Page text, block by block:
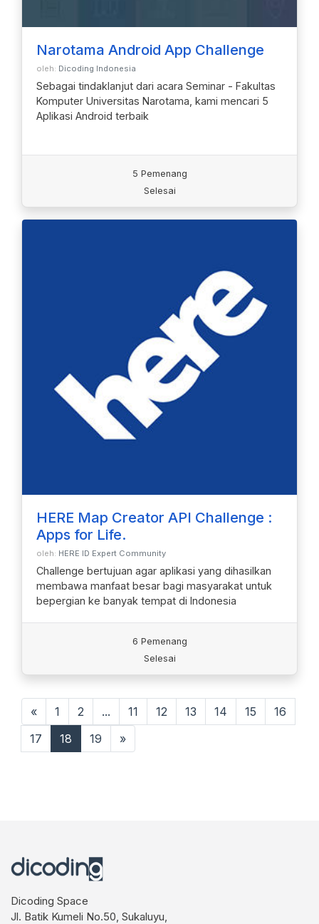
Narotama Android App Challenge
oleh: Dicoding Indonesia
Sebagai tindaklanjut dari acara Seminar - Fakultas
Komputer Universitas Narotama, kami mencari 5
Aplikasi Android terbaik
5 Pemenang
Selesai
HERE Map Creator API Challenge :
Apps for Life.
oleh: HERE ID Expert Community
Challenge bertujuan agar aplikasi yang dihasilkan
membawa manfaat besar bagi masyarakat untuk
bepergian ke banyak tempat di Indonesia
6 Pemenang
Selesai
« 1 2 ... 11 12 13 14 15
16
17
18 19 »
Dicoding Space
Jl. Batik Kumeli No.50, Sukaluyu,